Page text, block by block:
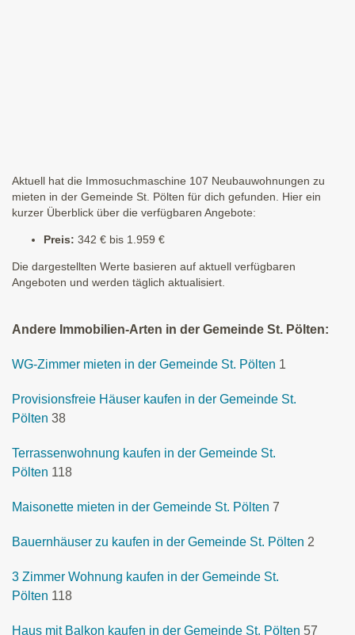
Aktuell hat die Immosuchmaschine 107 Neubauwohnungen zu
mieten in der Gemeinde St. Pölten für dich gefunden. Hier ein
kurzer Überblick über die verfügbaren Angebote:
Preis: 342 € bis 1.959 €
Die dargestellten Werte basieren auf aktuell verfügbaren
Angeboten und werden täglich aktualisiert.
Andere Immobilien-Arten in der Gemeinde St. Pölten:
WG-Zimmer mieten in der Gemeinde St. Pölten 1
Provisionsfreie Häuser kaufen in der Gemeinde St.
Pölten 38
Terrassenwohnung kaufen in der Gemeinde St.
Pölten 118
Maisonette mieten in der Gemeinde St. Pölten 7
Bauernhäuser zu kaufen in der Gemeinde St. Pölten 2
3 Zimmer Wohnung kaufen in der Gemeinde St.
Pölten 118
Haus mit Balkon kaufen in der Gemeinde St. Pölten 57